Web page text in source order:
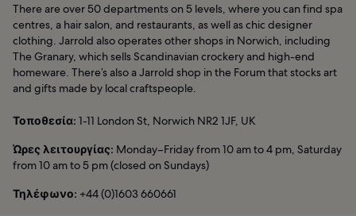
There are over 50 departments on 5 levels, where you can find spa
centres, a hair salon, and restaurants, as well as chic designer
clothing. Jarrold also operates other shops in Norwich, including
The Granary, which sells Scandinavian crockery and high-end
homeware. There’s also a Jarrold shop in the Forum that stocks art
and gifts made by local craftspeople.
Τοποθεσία: 1-11 London St, Norwich NR2 1JF, UK
Ώρες λειτουργίας: Monday–Friday from 10 am to 4 pm, Saturday
from 10 am to 5 pm (closed on Sundays)
Τηλέφωνο: +44 (0)1603 660661